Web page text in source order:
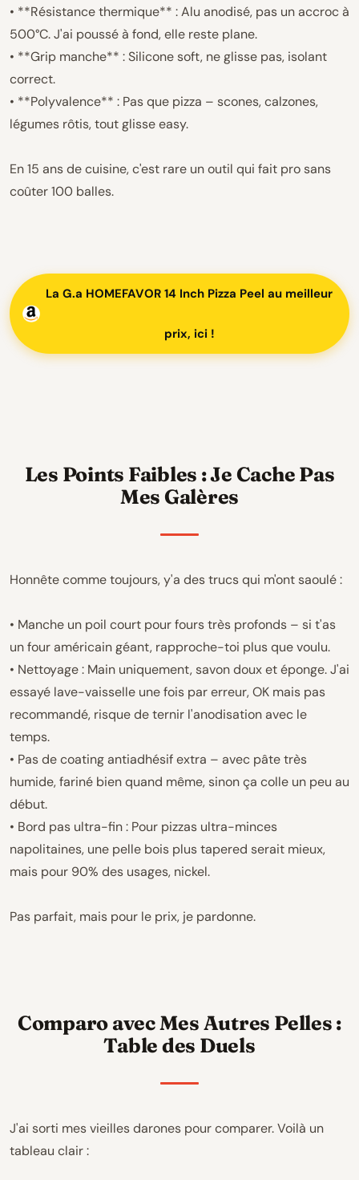
• **Résistance thermique** : Alu anodisé, pas un accroc à
500°C. J'ai poussé à fond, elle reste plane.
• **Grip manche** : Silicone soft, ne glisse pas, isolant
correct.
• **Polyvalence** : Pas que pizza – scones, calzones,
légumes rôtis, tout glisse easy.
En 15 ans de cuisine, c'est rare un outil qui fait pro sans
coûter 100 balles.
La G.a HOMEFAVOR 14 Inch Pizza Peel au meilleur
prix, ici !
Les Points Faibles : Je Cache Pas
Mes Galères
Honnête comme toujours, y'a des trucs qui m'ont saoulé :
• Manche un poil court pour fours très profonds – si t'as
un four américain géant, rapproche-toi plus que voulu.
• Nettoyage : Main uniquement, savon doux et éponge. J'ai
essayé lave-vaisselle une fois par erreur, OK mais pas
recommandé, risque de ternir l'anodisation avec le
temps.
• Pas de coating antiadhésif extra – avec pâte très
humide, fariné bien quand même, sinon ça colle un peu au
début.
• Bord pas ultra-fin : Pour pizzas ultra-minces
napolitaines, une pelle bois plus tapered serait mieux,
mais pour 90% des usages, nickel.
Pas parfait, mais pour le prix, je pardonne.
Comparo avec Mes Autres Pelles :
Table des Duels
J'ai sorti mes vieilles darones pour comparer. Voilà un
tableau clair :